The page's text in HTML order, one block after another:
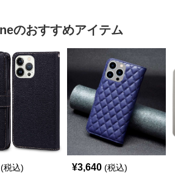
のおすすめアイテム
(税込) ¥3,640 (税込)